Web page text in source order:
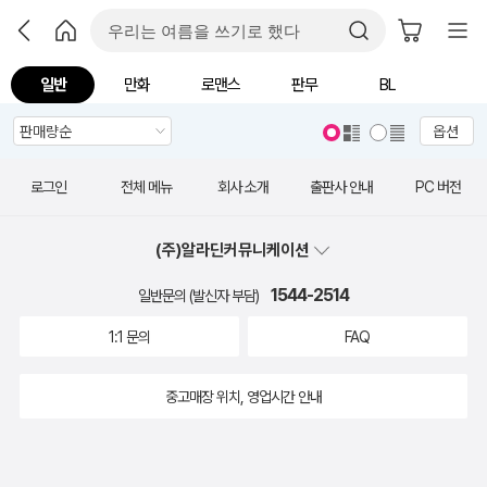
일반 만화 로맨스 판무 BL
옵션
로그인 전체 메뉴 회사 소개 출판사 안내 PC 버전
(주)알라딘커뮤니케이션
일반문의 (발신자 부담) 1544-2514
1:1 문의 FAQ
중고매장 위치, 영업시간 안내